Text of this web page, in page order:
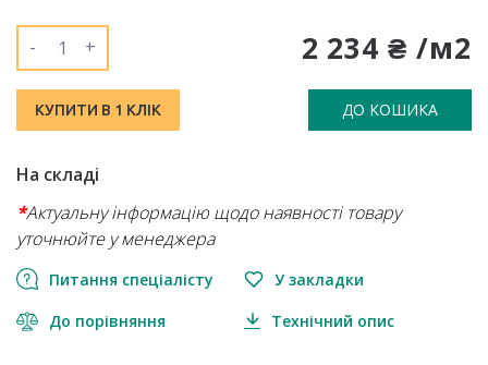
2 234 ₴ /м2
- +
КУПИТИ В 1 КЛІК ДО КОШИКА
На складі
*Актуальну інформацію щодо наявності товару
уточнюйте у менеджера
Питання спеціалісту У закладки
До порівняння Технічний опис